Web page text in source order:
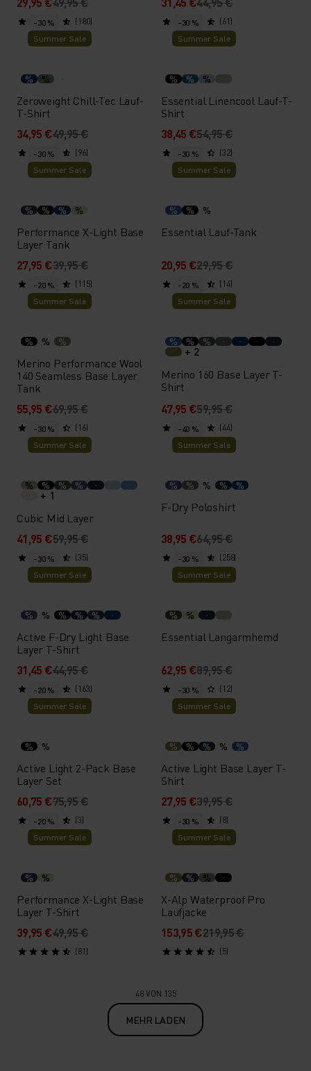
(180) (61)
-30 %
Summer Sale
% %
Zeroweight Chill-Tec Lauf-
T-Shirt
34,95 €49,95 €
(96)
-30 %
Summer Sale
% % %
Essential Linencool Lauf-T-
Shirt
38,45 €54,95 €
(32)
-30 %
Summer Sale
% % % %
Performance X-Light Base
Layer Tank
27,95 €39,95 €
(115)
-30 %
Summer Sale
% % %
Essential Lauf-Tank
20,95 €29,95 €
(14)
-20 %
Summer Sale
% % %
Merino Performance Wool
140 Seamless Base Layer
Tank
55,95 €69,95 €
(16)
-20 %
Summer Sale
% % %
+ 2
Merino 160 Base Layer T-
Shirt
47,95 €59,95 €
(44)
-30 %
Summer Sale
% % % %
+ 1
Cubic Mid Layer
41,95 €59,95 €
(35)
-40 %
Summer Sale
% % % % %
F-Dry Poloshirt
38,95 €64,95 €
(258)
-30 %
Summer Sale
% % % % %
Active F-Dry Light Base
Layer T-Shirt
31,45 €44,95 €
(163)
-30 %
Summer Sale
% %
Essential Langarmhemd
62,95 €89,95 €
(12)
-20 %
Summer Sale
% %
Active Light 2-Pack Base
Layer Set
60,75 €75,95 €
(3)
-30 %
Summer Sale
% % % % %
Active Light Base Layer T-
Shirt
27,95 €39,95 €
(8)
-20 %
Summer Sale
% %
Performance X-Light Base
Layer T-Shirt
39,95 €49,95 €
(81)
-30 %
Summer Sale
% % %
X-Alp Waterproof Pro
Laufjacke
153,95 €219,95 €
(5)
48 VON 135
MEHR LADEN